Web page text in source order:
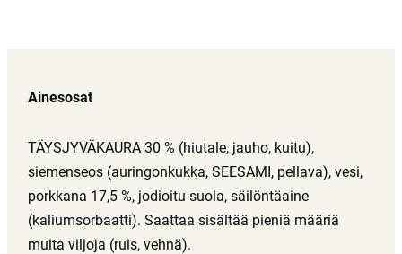
Ainesosat
TÄYSJYVÄKAURA 30 % (hiutale, jauho, kuitu),
siemenseos (auringonkukka, SEESAMI, pellava), vesi,
porkkana 17,5 %, jodioitu suola, säilöntäaine
(kaliumsorbaatti). Saattaa sisältää pieniä määriä
muita viljoja (ruis, vehnä).